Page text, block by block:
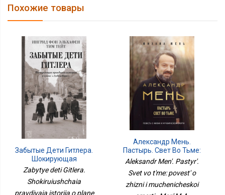
Похожие товары
Забытые Дети Гитлера.
Шокирующая
Правдивая История О
Плане Лебенсборн
Zabytye deti Gitlera.
Shokiruiushchaia
pravdivaia istoriia o plane
Александр Мень.
Пастырь. Свет Во Тьме:
Повесть О Жизни И
Мученической Смерти
Aleksandr Men'. Pastyr'.
Svet vo t'me: povest' o
zhizni i muchenicheskoi